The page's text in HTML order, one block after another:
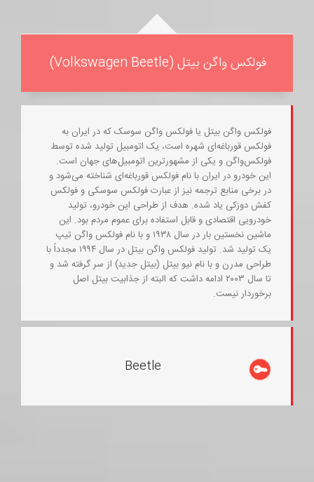
فولکس واگن بیتل (Volkswagen Beetle)
فولکس واگن بیتل یا فولکس واگن سوسک که در ایران به
فولکس قورباغه‌ای شهره است، یک اتومبیل تولید شده توسط
فولکس‌واگن و یکی از مشهورترین اتومبیل‌های جهان است.
این خودرو در ایران با نام فولکس قورباغه‌ای شناخته می‌شود و
در برخی منابع ترجمه نیز از عبارت فولکس سوسکی و فولکس
کفش دوزکی یاد شده. هدف از طراحی این خودرو، تولید
خودرویی اقتصادی و قابل استفاده برای عموم مردم بود. این
ماشین نخستین بار در سال ۱۹۳۸ و با نام فولکس واگن تیپ
یک تولید شد. تولید فولکس واگن بیتل در سال ۱۹۹۴ مجدداً با
طراحی مدرن و با نام نیو بیتل (بیتل جدید) از سر گرفته شد و
تا سال ۲۰۰۳ ادامه داشت که البته از جذابیت بیتل اصل
برخوردار نیست.
Beetle